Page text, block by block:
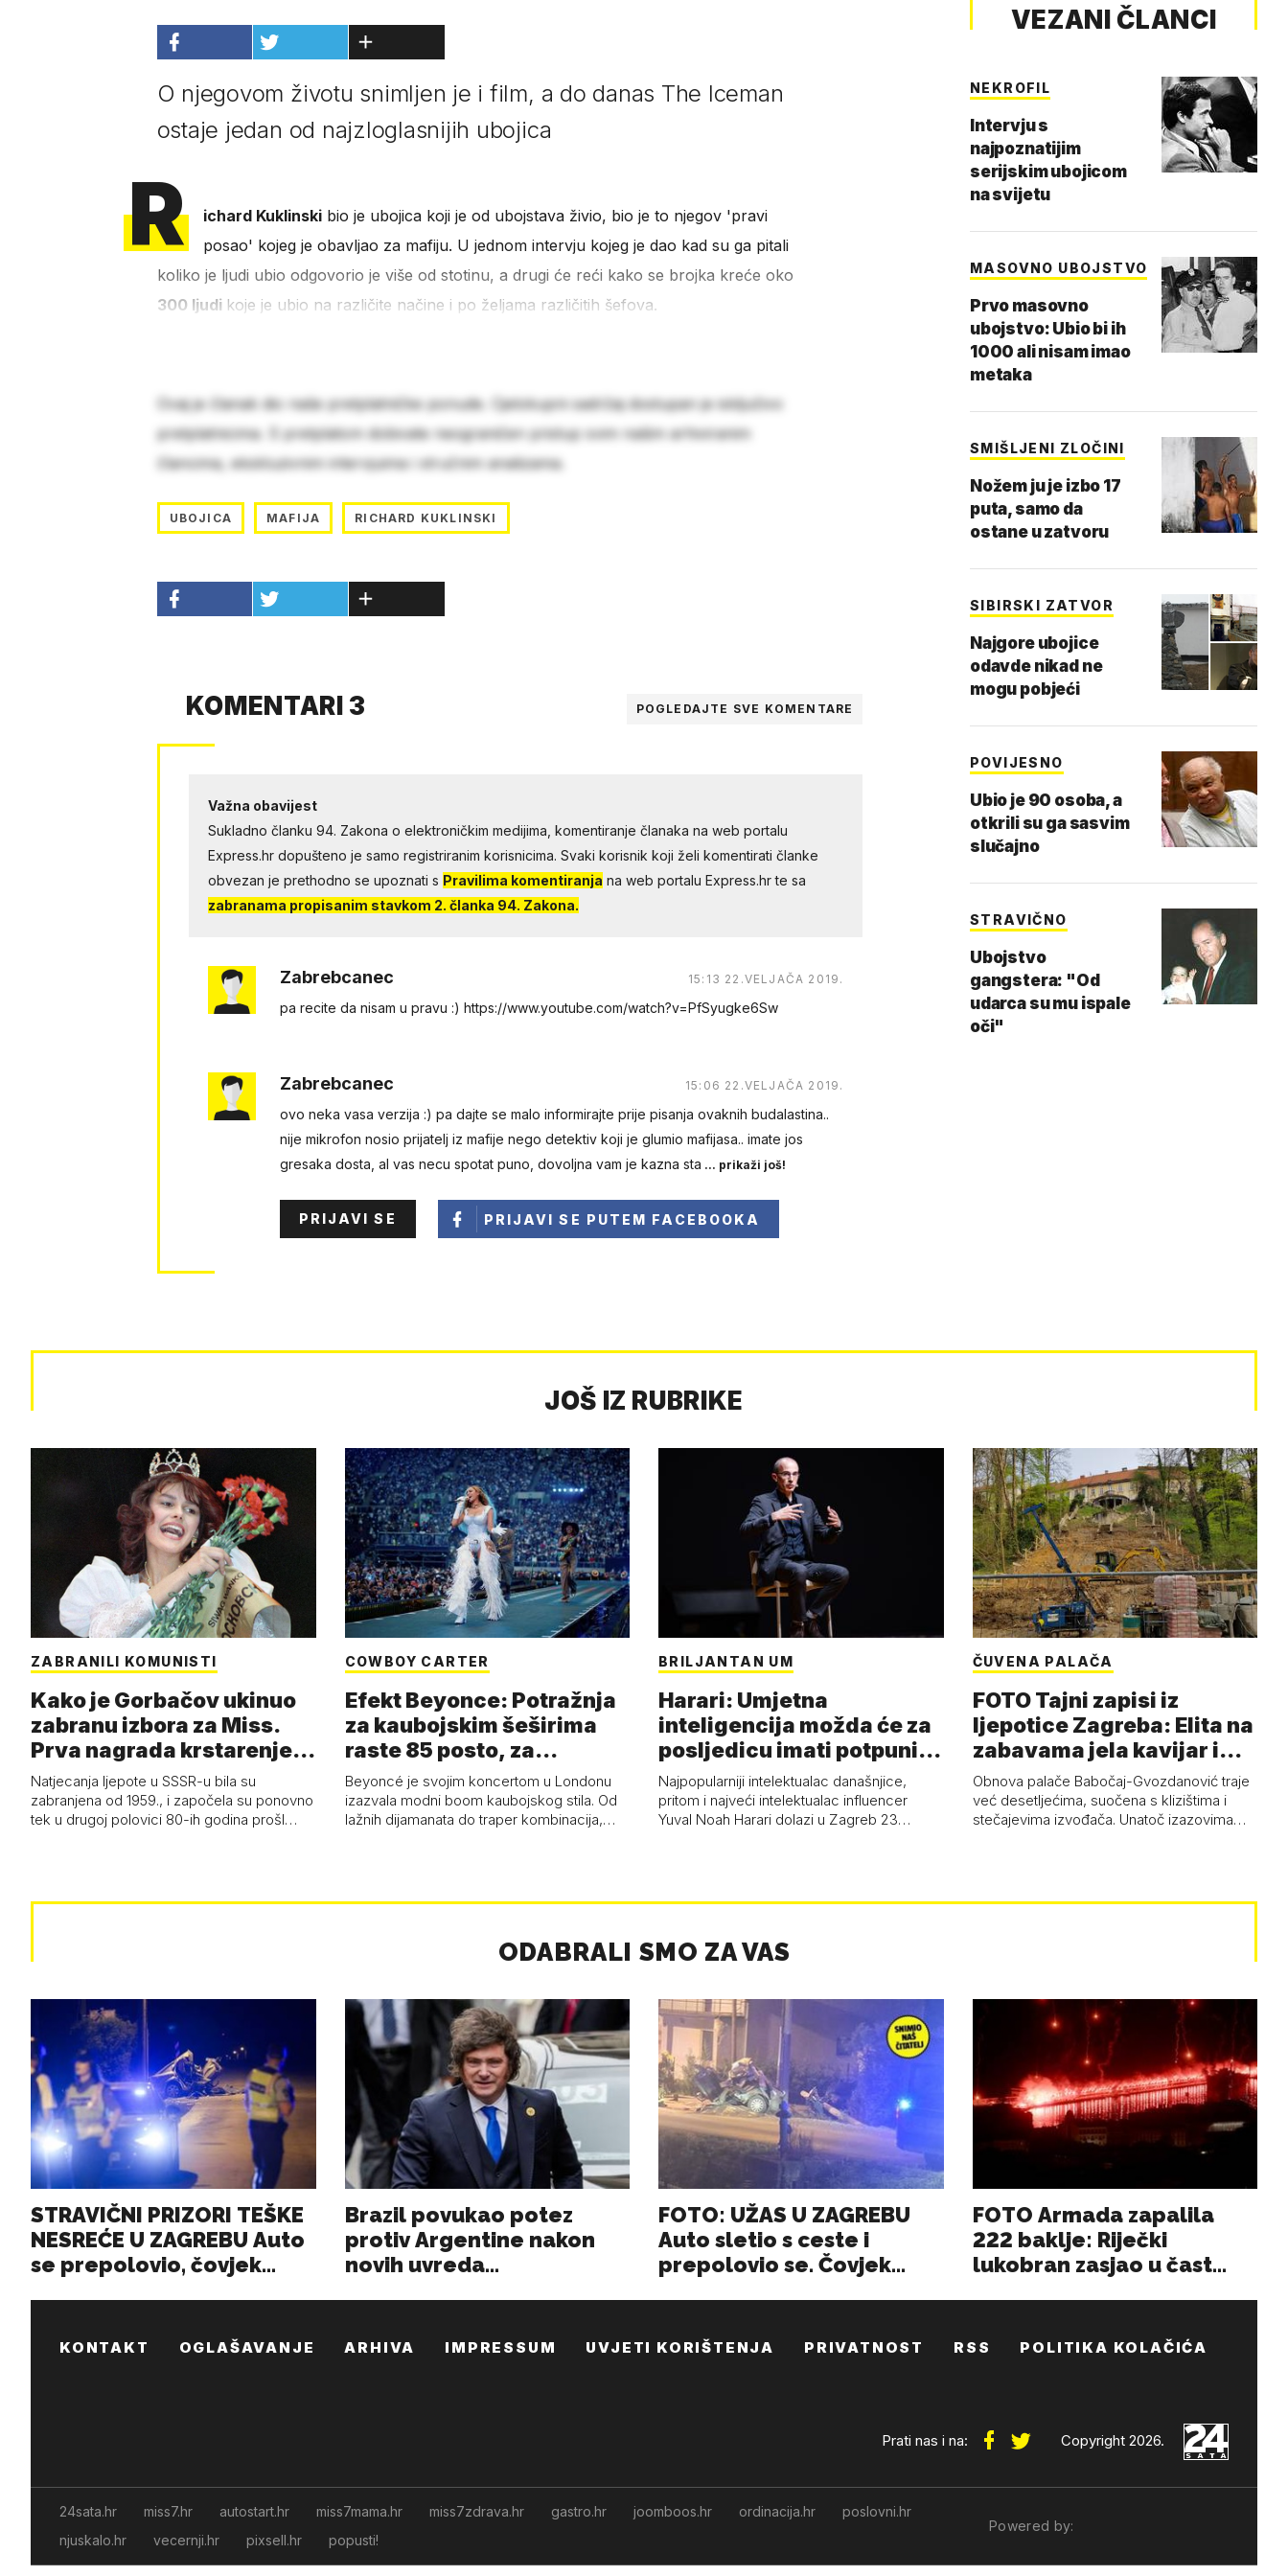
O njegovom životu snimljen je i film, a do danas The Iceman
ostaje jedan od najzloglasnijih ubojica
R ichard Kuklinskibio je ubojica koji je od ubojstava živio, bio je to njegov 'pravi
posao' kojeg je obavljao za mafiju. U jednom intervju kojeg je dao kad su ga pitali
koliko je ljudi ubio odgovorio je više od stotinu, a drugi će reći kako se brojka kreće oko
300 ljudi koje je ubio na različite načine i po željama različitih šefova.
Ovaj je članak dio naše pretplatničke ponude. Cjelokupni sadržaj dostupan je isključivo
pretplatnicima. S pretplatom dobivate neograničen pristup svim našim arhiviranim
člancima, ekskluzivnim intervjuima i stručnim analizama.
UBOJICA MAFIJA RICHARD KUKLINSKI
KOMENTARI 3 POGLEDAJTE SVE KOMENTARE
Važna obavijest
Sukladno članku 94. Zakona o elektroničkim medijima, komentiranje članaka na web portalu
Express.hr dopušteno je samo registriranim korisnicima. Svaki korisnik koji želi komentirati članke
obvezan je prethodno se upoznati s Pravilima komentiranja na web portalu Express.hr te sa
zabranama propisanim stavkom 2. članka 94. Zakona.
Zabrebcanec 15:13 22.VELJAČA 2019.
pa recite da nisam u pravu :) https://www.youtube.com/watch?v=PfSyugke6Sw
Zabrebcanec 15:06 22.VELJAČA 2019.
ovo neka vasa verzija :) pa dajte se malo informirajte prije pisanja ovaknih budalastina..
nije mikrofon nosio prijatelj iz mafije nego detektiv koji je glumio mafijasa.. imate jos
gresaka dosta, al vas necu spotat puno, dovoljna vam je kazna sta ... prikaži još!
PRIJAVI SE PRIJAVI SE PUTEM FACEBOOKA
VEZANI ČLANCI
NEKROFIL
Intervju s
najpoznatijim
serijskim ubojicom
na svijetu
MASOVNO UBOJSTVO
Prvo masovno
ubojstvo: Ubio bi ih
1000 ali nisam imao
metaka
SMIŠLJENI ZLOČINI
Nožem ju je izbo 17
puta, samo da
ostane u zatvoru
SIBIRSKI ZATVOR
Najgore ubojice
odavde nikad ne
mogu pobjeći
POVIJESNO
Ubio je 90 osoba, a
otkrili su ga sasvim
slučajno
STRAVIČNO
Ubojstvo
gangstera: "Od
udarca su mu ispale
oči"
JOŠ IZ RUBRIKE
ZABRANILI KOMUNISTI
Kako je Gorbačov ukinuo
zabranu izbora za Miss.
Prva nagrada krstarenje
Jadran…
Natjecanja ljepote u SSSR-u bila su
zabranjena od 1959., i započela su ponovno
tek u drugoj polovici 80-ih godina prošl…
COWBOY CARTER
Efekt Beyonce: Potražnja
za kaubojskim šeširima
raste 85 posto, za
čizmama 53 p…
Beyoncé je svojim koncertom u Londonu
izazvala modni boom kaubojskog stila. Od
lažnih dijamanata do traper kombinacija,…
BRILJANTAN UM
Harari: Umjetna
inteligencija možda će za
posljedicu imati potpuni
kolaps čovje…
Najpopularniji intelektualac današnjice,
pritom i najveći intelektualac influencer
Yuval Noah Harari dolazi u Zagreb 23…
ČUVENA PALAČA
FOTO Tajni zapisi iz
ljepotice Zagreba: Elita na
zabavama jela kavijar i
pud…
Obnova palače Babočaj-Gvozdanović traje
već desetljećima, suočena s klizištima i
stečajevima izvođača. Unatoč izazovima…
KONTAKT OGLAŠAVANJE ARHIVA IMPRESSUM UVJETI KORIŠTENJA PRIVATNOST RSS POLITIKA KOLAČIĆA
Prati nas i na: Copyright 2026.
24sata.hr miss7.hr autostart.hr miss7mama.hr miss7zdrava.hr gastro.hr joomboos.hr ordinacija.hr
poslovni.hr
njuskalo.hr
vecernji.hr pixsell.hr popusti!
Powered by: